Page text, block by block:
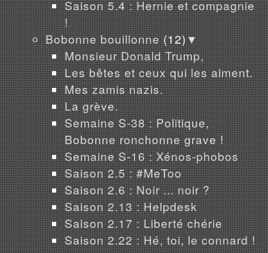
Saison 5.4 : Hernie et compagnie
!
Bobonne bouillonne (12)▼
Monsieur Donald Trump,
Les bêtes et ceux qui les aiment.
Mes zamis nazis.
La grève.
Semaine S-38 : Politique,
Bobonne ronchonne grave !
Semaine S-16 : Xénos-phobos
Saison 2.5 : #MeToo
Saison 2.6 : Noir ... noir ?
Saison 2.13 : Helpdesk
Saison 2.17 : Liberté chérie
Saison 2.22 : Hé, toi, le connard !